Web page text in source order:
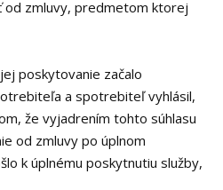
od zmluvy, predmetom ktorej
poskytovanie začalo
a spotrebiteľ vyhlásil,
že vyjadrením tohto súhlasu
od zmluvy po úplnom
k úplnému poskytnutiu služby,